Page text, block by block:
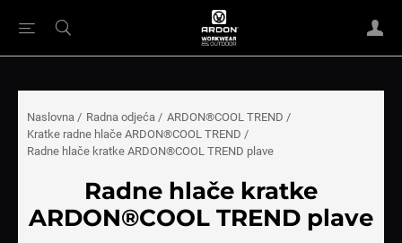
Naslovna / Radna odjeća / ARDON®COOL TREND /
Kratke radne hlače ARDON®COOL TREND /
Radne hlače kratke ARDON®COOL TREND plave
Radne hlače kratke
ARDON®COOL TREND plave